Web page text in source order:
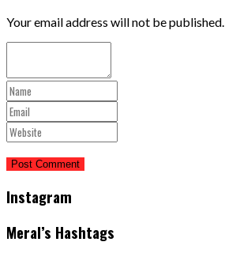
Your email address will not be published.
Instagram
Meral’s Hashtags